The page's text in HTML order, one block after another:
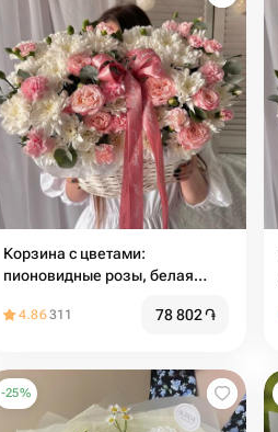
Корзина с цветами:
пионовидные розы, белая
эвкалипта🌸Размер М
4.86311 78 802֏
-25%